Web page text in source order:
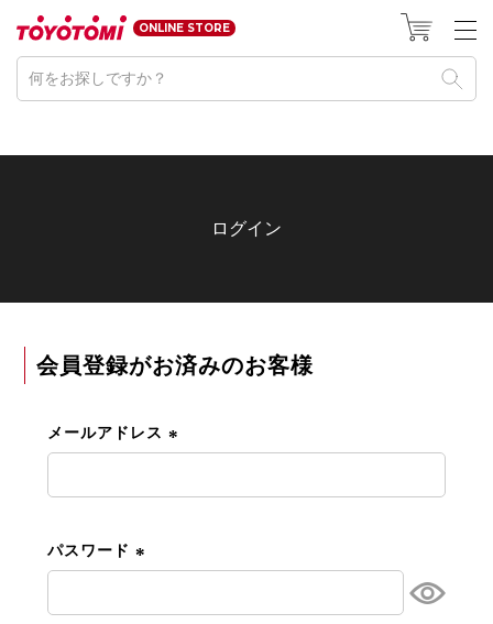
ONLINE STORE
HOME ログイン
ログイン
会員登録がお済みのお客様
メールアドレス
パスワード